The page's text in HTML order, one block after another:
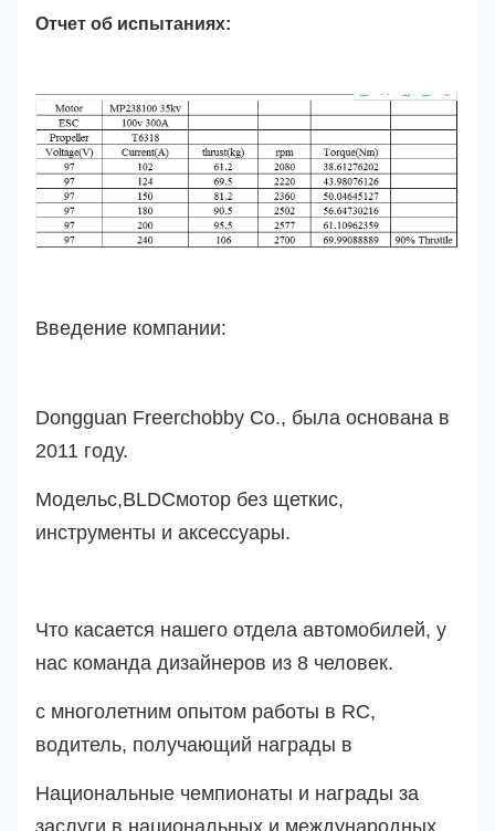
Отчет об испытаниях:
Введение компании:
Dongguan Freerchobby Co., была основана в
2011 году.
Модельс,BLDCмотор без щеткис,
инструменты и аксессуары.
Что касается нашего отдела автомобилей, у
нас команда дизайнеров из 8 человек.
с многолетним опытом работы в RC,
водитель, получающий награды в
Национальные чемпионаты и награды за